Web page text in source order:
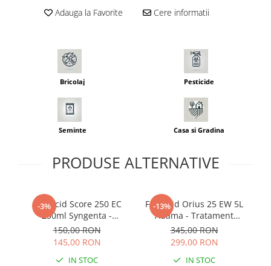
Seminte telina
Seminte Vinete
Seminte zucchini
Seminte pentru germinare
Seminte trifoi
Diverse
Adauga la Favorite Cere informatii
Bricolaj Pesticide
Seminte Casa si Gradina
PRODUSE ALTERNATIVE
-3%
Fungicid Score 250 EC
250ml Syngenta -
Tratament Sistemic
Curativ Profesional contra
Rapanului si Moniliozei
150,00 RON
145,00 RON
IN STOC
-13%
Fungicid Orius 25 EW 5L
Adama - Tratament
Sistemic Profesional
pentru Cereale, Rapita si
Pomi
345,00 RON
299,00 RON
IN STOC